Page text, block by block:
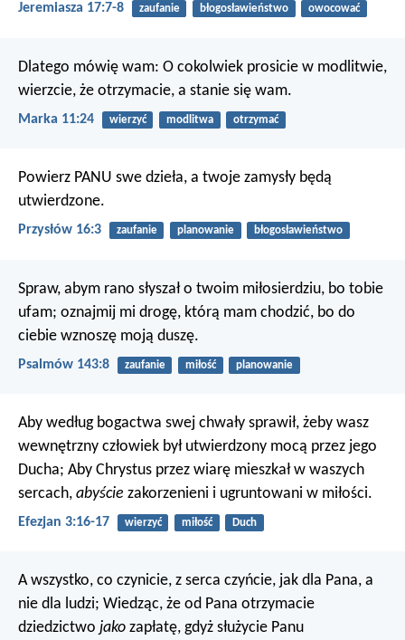
Jeremiasza 17:7-8 zaufanie błogosławieństwo owocować
Dlatego mówię wam: O cokolwiek prosicie w modlitwie,
wierzcie, że otrzymacie, a stanie się wam.
Marka 11:24 wierzyć modlitwa otrzymać
Powierz PANU swe dzieła, a twoje zamysły będą
utwierdzone.
Przysłów 16:3 zaufanie planowanie błogosławieństwo
Spraw, abym rano słyszał o twoim miłosierdziu, bo tobie
ufam; oznajmij mi drogę, którą mam chodzić, bo do
ciebie wznoszę moją duszę.
Psalmów 143:8 zaufanie miłość planowanie
Aby według bogactwa swej chwały sprawił, żeby wasz
wewnętrzny człowiek był utwierdzony mocą przez jego
Ducha; Aby Chrystus przez wiarę mieszkał w waszych
sercach, abyście zakorzenieni i ugruntowani w miłości.
Efezjan 3:16-17 wierzyć miłość Duch
A wszystko, co czynicie, z serca czyńcie, jak dla Pana, a
nie dla ludzi; Wiedząc, że od Pana otrzymacie
dziedzictwo jako zapłatę, gdyż służycie Panu